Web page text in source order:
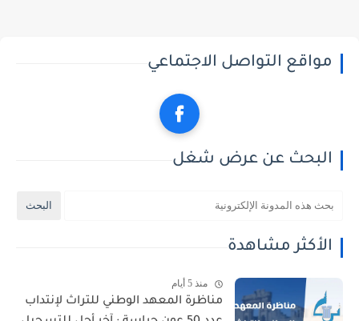
مواقع التواصل الاجتماعي
البحث عن عرض شغل
الأكثر مشاهدة
منذ 5 أيام
مناظرة المعهد الوطني للتراث لإنتداب